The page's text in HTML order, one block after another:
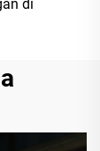
di